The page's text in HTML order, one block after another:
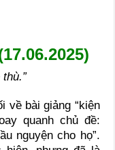
về bài giảng “kiện
quanh chủ đề:
nguyện cho họ”.